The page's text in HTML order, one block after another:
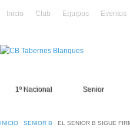
Inicio Club Equipos Eventos
1º Nacional Senior
INICIO · SENIOR B · EL SENIOR B SIGUE